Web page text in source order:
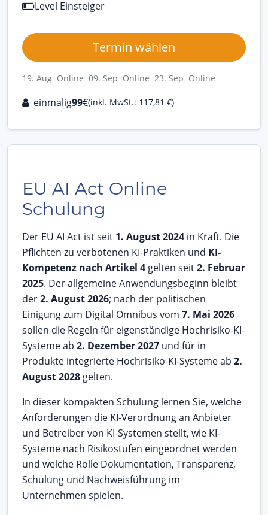
Level Einsteiger
Termin wählen
19. Aug Online 09. Sep Online 23. Sep Online
einmalig99€(inkl. MwSt.: 117,81 €)
EU AI Act Online
Schulung
Der EU AI Act ist seit 1. August 2024 in Kraft. Die
Pflichten zu verbotenen KI-Praktiken und KI-
Kompetenz nach Artikel 4 gelten seit2. Februar
2025. Der allgemeine Anwendungsbeginn bleibt
der2. August 2026; nach der politischen
Einigung zum Digital Omnibus vom 7. Mai 2026
sollen die Regeln für eigenständige Hochrisiko-KI-
Systeme ab 2. Dezember 2027 und für in
Produkte integrierte Hochrisiko-KI-Systeme ab 2.
August 2028 gelten.
In dieser kompakten Schulung lernen Sie, welche
Anforderungen die KI-Verordnung an Anbieter
und Betreiber von KI-Systemen stellt, wie KI-
Systeme nach Risikostufen eingeordnet werden
und welche Rolle Dokumentation, Transparenz,
Schulung und Nachweisführung im
Unternehmen spielen.